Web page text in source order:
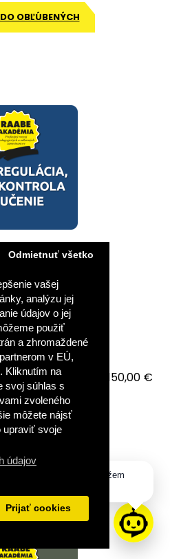
vašej
analýzu jej
údajov o jej
použiť
a zhromaždené
v EÚ,
Kliknutím na
svoj súhlas s
zvoleného
môžete nájsť
upraviť svoje
údajov
Odmietnuť všetko
Prijať cookies
OBĽÚBENÝCH
A UČENIE
VZDELÁVANIA?
do zakúpen..
150,00 €
DO KOŠÍKA
Dobrý deň, ako vám môžem